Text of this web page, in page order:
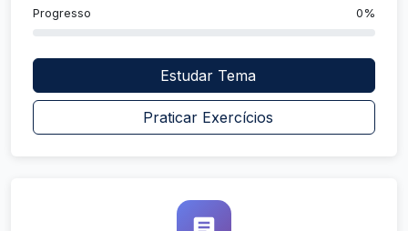
Progresso
0%
Estudar Tema
Praticar Exercícios